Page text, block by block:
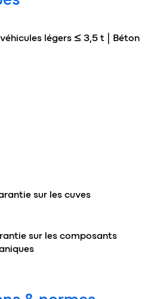
légers ≤ 3,5 t | Béton
sur les cuves
sur les composants